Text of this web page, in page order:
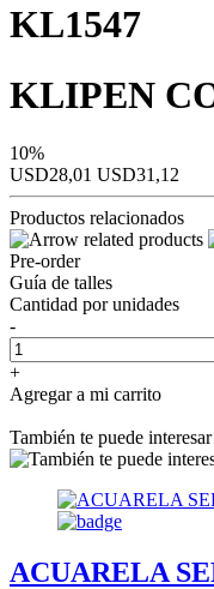
KL1547
KLIPEN
10%
USD28,01 USD31,12
Productos relacionados
Pre-order
Guía de talles
Cantidad por unidades
-
+
Agregar a mi carrito
También te puede interesar
ACUARELA